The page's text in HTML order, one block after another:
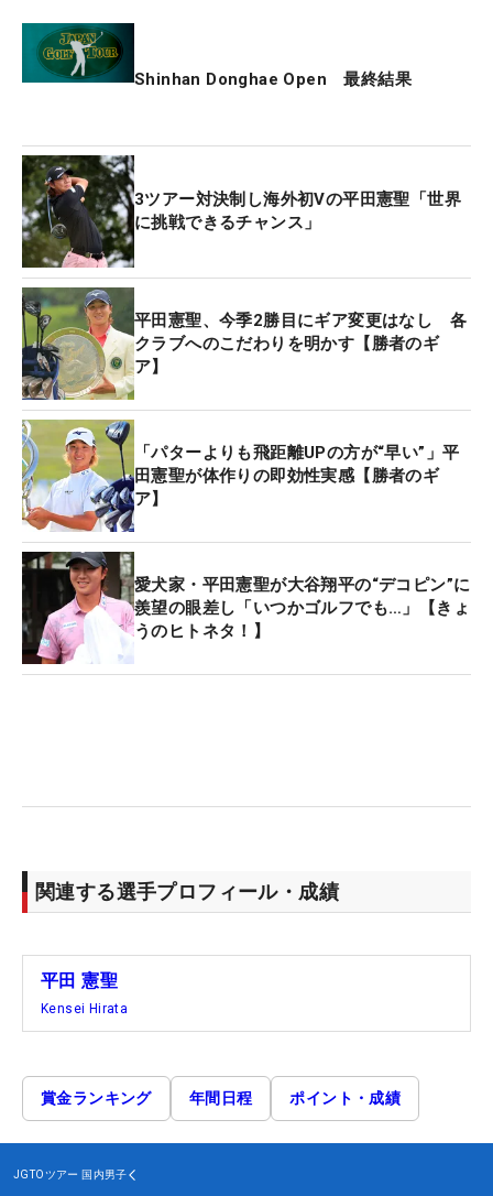
Shinhan Donghae Open 最終結果
3ツアー対決制し海外初Vの平田憲聖「世界
に挑戦できるチャンス」
平田憲聖、今季2勝目にギア変更はなし 各
クラブへのこだわりを明かす【勝者のギ
ア】
「パターよりも飛距離UPの方が“早い”」平
田憲聖が体作りの即効性実感【勝者のギ
ア】
愛犬家・平田憲聖が大谷翔平の“デコピン”に
羨望の眼差し「いつかゴルフでも…」【きょ
うのヒトネタ！】
関連する選手プロフィール・成績
平田 憲聖
Kensei Hirata
賞金ランキング 年間日程 ポイント・成績
JGTOツアー 国内男子